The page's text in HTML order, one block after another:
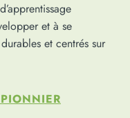
et à se
et centrés sur